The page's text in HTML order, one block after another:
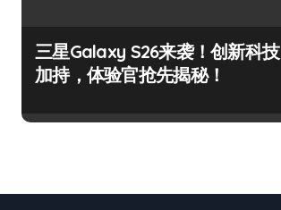
三星Galaxy S26来袭！创新科技
加持，体验官抢先揭秘！